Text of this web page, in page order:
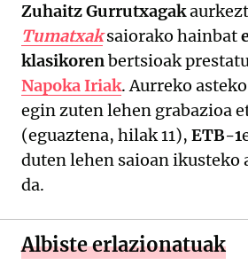
Zuhaitz Gurrutxagak
Tumatxaksaiorako hainbat
klasikorenbertsioak
Napoka Iriak. Aurreko
egin zuten lehen grabazioa
(eguaztena, hilak 11), ETB-1
duten lehen saioan ikusteko
da.
Albiste erlazionatuak